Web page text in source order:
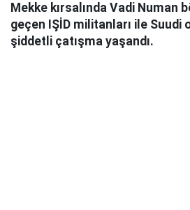
Mekke kırsalında Vadi Numan
geçen IŞİD militanları ile Suudi
şiddetli çatışma yaşandı.